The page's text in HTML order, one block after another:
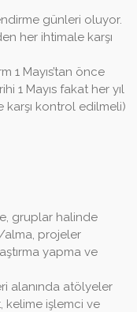
günleri oluyor.
her ihtimale karşı
1 Mayıs’tan önce
1 Mayıs fakat her yıl
kontrol edilmeli)
gruplar halinde
alma, projeler
yapma ve
alanında atölyeler
kelime işlemci ve